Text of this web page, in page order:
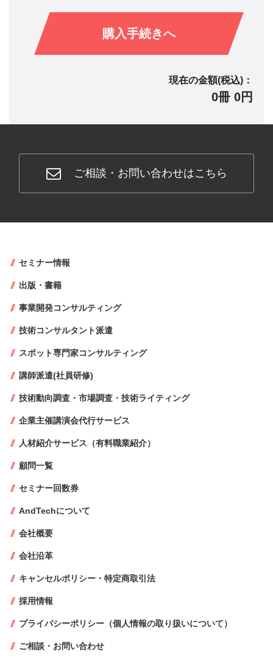
購入手続きへ
現在の金額(税込)：
0冊 0円
ご相談・お問い合わせはこちら
セミナー情報
出版・書籍
事業開発コンサルティング
技術コンサルタント派遣
スポット専門家コンサルティング
講師派遣(社員研修)
技術動向調査・市場調査・技術ライティング
企業主催講演会代行サービス
人材紹介サービス（有料職業紹介）
顧問一覧
セミナー回数券
AndTechについて
会社概要
会社沿革
キャンセルポリシー・特定商取引法
採用情報
プライバシーポリシー（個人情報の取り扱いについて）
ご相談・お問い合わせ